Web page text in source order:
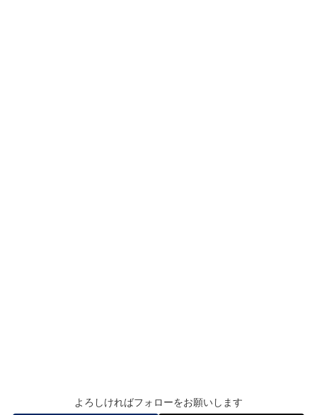
よろしければフォローをお願いします